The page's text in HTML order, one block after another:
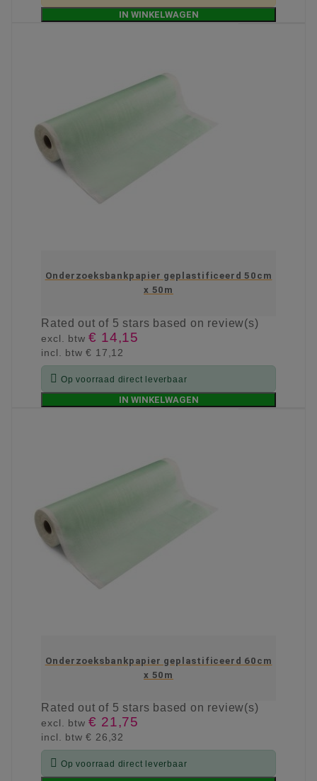
IN WINKELWAGEN
Onderzoeksbankpapier geplastificeerd 50cm
x 50m
Ratedout of 5 stars based on review(s)
excl. btw€ 14,15
incl. btw€ 17,12
 Op voorraad direct leverbaar
IN WINKELWAGEN
Onderzoeksbankpapier geplastificeerd 60cm
x 50m
Ratedout of 5 stars based on review(s)
excl. btw€ 21,75
incl. btw€ 26,32
 Op voorraad direct leverbaar